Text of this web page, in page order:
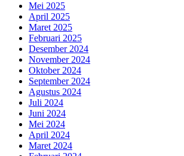
Mei 2025
April 2025
Maret 2025
Februari 2025
Desember 2024
November 2024
Oktober 2024
September 2024
Agustus 2024
Juli 2024
Juni 2024
Mei 2024
April 2024
Maret 2024